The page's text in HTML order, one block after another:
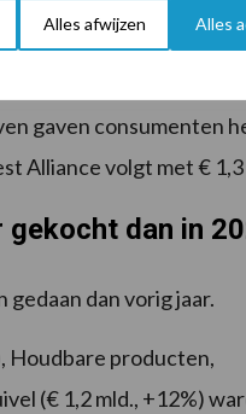
Alles afwijzen Alles
met een nieuw logo-
opschaling in het
gaven consumenten
Alliance volgt met € 1,3
gekocht dan in
dan vorig jaar.
Houdbare producten,
(€ 1,2 mld., +12%)